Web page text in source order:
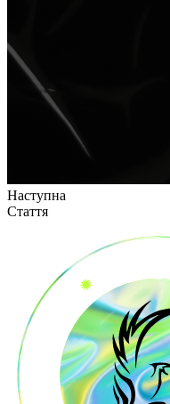
Наступна
Стаття